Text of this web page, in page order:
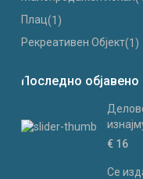
Плац(1)
Рекреативен Објект(1)
Последно објавено
€ 16
Се